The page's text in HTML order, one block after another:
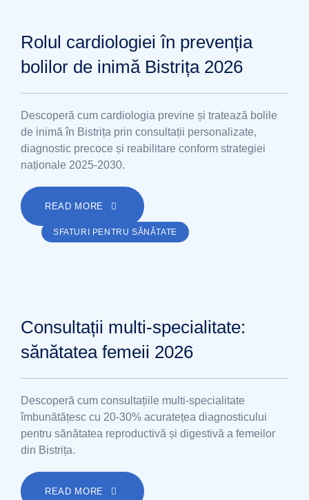
Rolul cardiologiei în prevenția
bolilor de inimă Bistrița 2026
Descoperă cum cardiologia previne și tratează bolile
de inimă în Bistrița prin consultații personalizate,
diagnostic precoce și reabilitare conform strategiei
naționale 2025-2030.
READ MORE
SFATURI PENTRU SĂNĂTATE
Consultații multi-specialitate:
sănătatea femeii 2026
Descoperă cum consultațiile multi-specialitate
îmbunătățesc cu 20-30% acuratețea diagnosticului
pentru sănătatea reproductivă și digestivă a femeilor
din Bistrița.
READ MORE